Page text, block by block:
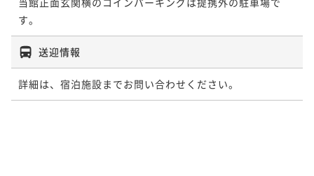
す。
送迎情報
詳細は、宿泊施設までお問い合わせください。